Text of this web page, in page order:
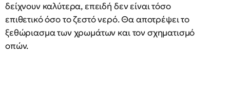
δείχνουν καλύτερα, επειδή δεν είναι τόσο
επιθετικό όσο το ζεστό νερό. Θα αποτρέψει το
ξεθώριασμα των χρωμάτων και τον σχηματισμό
οπών.